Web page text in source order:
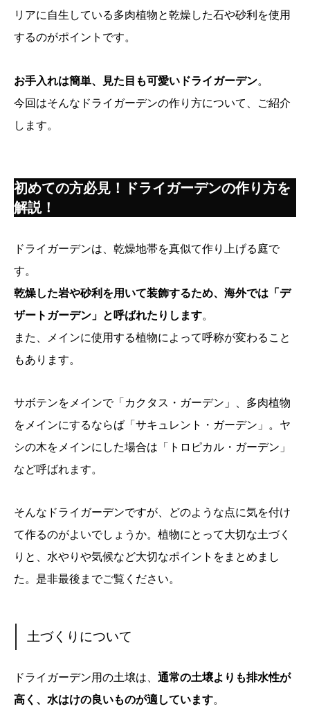
リアに自生している多肉植物と乾燥した石や砂利を使用
するのがポイントです。
お手入れは簡単、見た目も可愛いドライガーデン。
今回はそんなドライガーデンの作り方について、ご紹介
します。
初めての方必見！ドライガーデンの作り方を
解説！
ドライガーデンは、乾燥地帯を真似て作り上げる庭で
す。
乾燥した岩や砂利を用いて装飾するため、海外では「デ
ザートガーデン」と呼ばれたりします。
また、メインに使用する植物によって呼称が変わること
もあります。
サボテンをメインで「カクタス・ガーデン」、多肉植物
をメインにするならば「サキュレント・ガーデン」。ヤ
シの木をメインにした場合は「トロピカル・ガーデン」
など呼ばれます。
そんなドライガーデンですが、どのような点に気を付け
て作るのがよいでしょうか。植物にとって大切な土づく
りと、水やりや気候など大切なポイントをまとめまし
た。是非最後までご覧ください。
土づくりについて
ドライガーデン用の土壌は、 通常の土壌よりも排水性が
高く、水はけの良いものが適しています。